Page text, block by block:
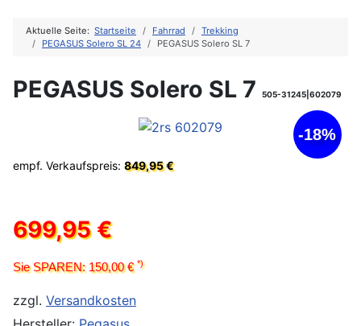
Aktuelle Seite: Startseite Fahrrad
Trekking
PEGASUS Solero SL 24
PEGASUS Solero SL 7
PEGASUS Solero SL 7 505-31245|602079
-18%
empf. Verkaufspreis: 849,95 €
699,95 €
Sie SPAREN: 150,00 €*)
zzgl. Versandkosten